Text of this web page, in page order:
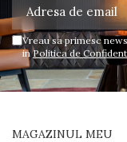
Vreau sa primesc
inPolitica de
MAGAZINUL MEU